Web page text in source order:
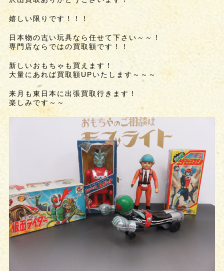
嬉しい限りです！！！
日本物の古い玩具なら任せて下さい～～！
専門店ならではの買取額です！！
新しいおもちゃも買えます！
大量にあれば買取額UPいたします～～～
来月も東日本に出張買取行きます！
楽しみです～～